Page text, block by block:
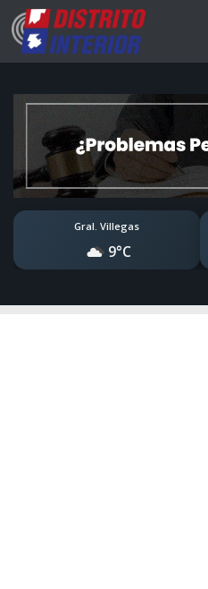
Gral. Villegas
9°C